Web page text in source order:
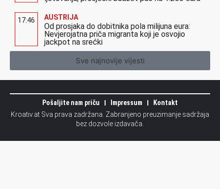
17:46 AUSTRIJA
Od prosjaka do dobitnika pola milijuna eura:
Nevjerojatna priča migranta koji je osvojio
jackpot na srećki
Sve najnovije vijesti
Pošaljite nam priču Impressum
Kontakt
Kroativ.at Sva prava zadržana. Zabranjeno preuzimanje sadržaja
bez dozvole izdavača.